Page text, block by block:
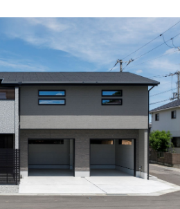
イベントに参加